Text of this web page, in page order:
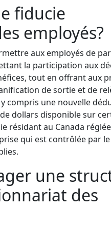
fiducie
employés?
aux employés de
la participation aux
tout en offrant aux
de sortie et de
compris une nouvelle
dollars disponible sur
résidant au Canada
qui est contrôlée par le
une
des